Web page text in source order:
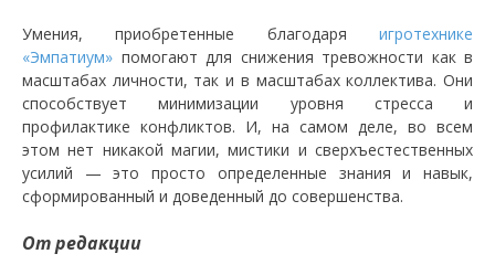
Умения, приобретенные благодаря игротехнике
«Эмпатиум» помогают для снижения тревожности как в
масштабах личности, так и в масштабах коллектива. Они
способствует минимизации уровня стресса и
профилактике конфликтов. И, на самом деле, во всем
этом нет никакой магии, мистики и сверхъестественных
усилий — это просто определенные знания и навык,
сформированный и доведенный до совершенства.
От редакции